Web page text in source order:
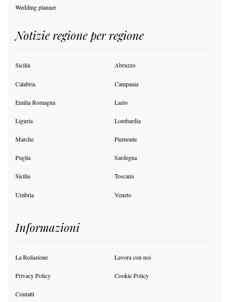
Wedding planner
Notizie regione per regione
Sicilia Abruzzo
Calabria Campania
Emilia Romagna Lazio
Liguria Lombardia
Marche Piemonte
Puglia Sardegna
Sicilia Toscana
Umbria Veneto
Informazioni
La Redazione Lavora con noi
Privacy Policy Cookie Policy
Contatti